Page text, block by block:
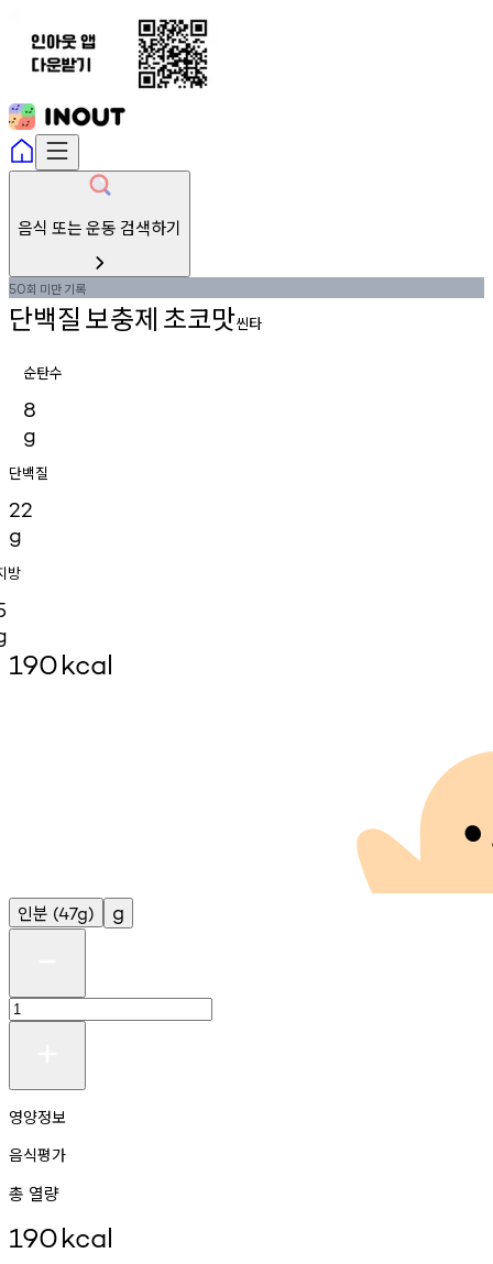
음식 또는 운동 검색하기
50회 미만기록
단백질 보충제 초코맛씬타
순탄수
8
g
단백질
22
g
방
190kcal
인분 (47g) g
영양정보
음식평가
총 열량
190kcal